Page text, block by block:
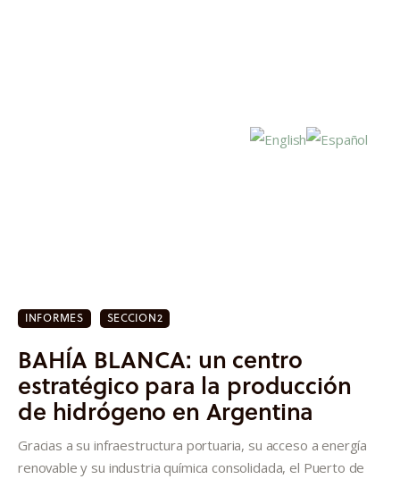
Investigación
Proyectos
Informes
Quiénes somos
INFORMES SECCION2
BAHÍA BLANCA: un centro
estratégico para la producción
de hidrógeno en Argentina
Gracias a su infraestructura portuaria, su acceso a energía
renovable y su industria química consolidada, el Puerto de